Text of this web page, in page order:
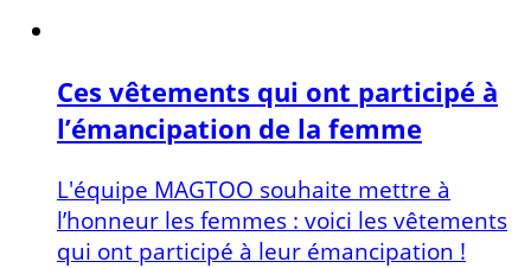
Ces vêtements qui ont participé à
l’émancipation de la femme
L'équipe MAGTOO souhaite mettre à
l’honneur les femmes : voici les vêtements
qui ont participé à leur émancipation !